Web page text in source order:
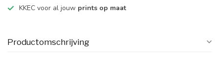
KKEC voor al jouw prints op maat
Productomschrijving